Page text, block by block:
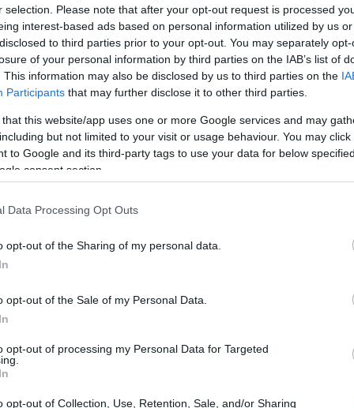
selection. Please note that after your opt-out request is processed
interest-based ads based on personal information utilized by us
to third parties prior to your opt-out. You may separately
of your personal information by third parties on the IAB’s list of
This information may also be disclosed by us to third parties on the
Participants that may further disclose it to other third parties.
that this website/app uses one or more Google services and may
but not limited to your visit or usage behaviour. You may
to Google and its third-party tags to use your data for below
consent section.
Data Processing Opt Outs
opt-out of the Sharing of my personal data.
opt-out of the Sale of my Personal Data.
opt-out of processing my Personal Data for Targeted
opt-out of Collection, Use, Retention, Sale, and/or Sharing
film che
al
Odissea e Spider-
FUORI PORTA
Dalla gloria di
Coppi al declino
attuale: l’allarme
per il ciclismo
italiano
FUORI PORTA
Guida ai mercatini
imperdibili per
affascinanti